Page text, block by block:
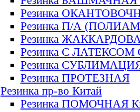
Резинка
Резинка П/А
Резинка
Резинка С ЛАТЕКСОМ
Резинка
Резинка ПРОТЕЗНАЯ
Резинка пр-во Китай
Резинка ПОМОЧНАЯ